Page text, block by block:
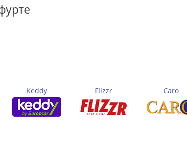
Keddy Flizzr Caro